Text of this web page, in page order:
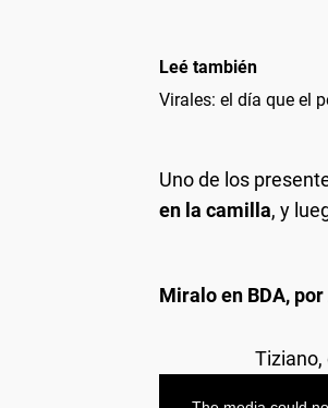
Leé también
Virales: el día que el
Uno de los
en la camilla, y
Miralo en BDA, por